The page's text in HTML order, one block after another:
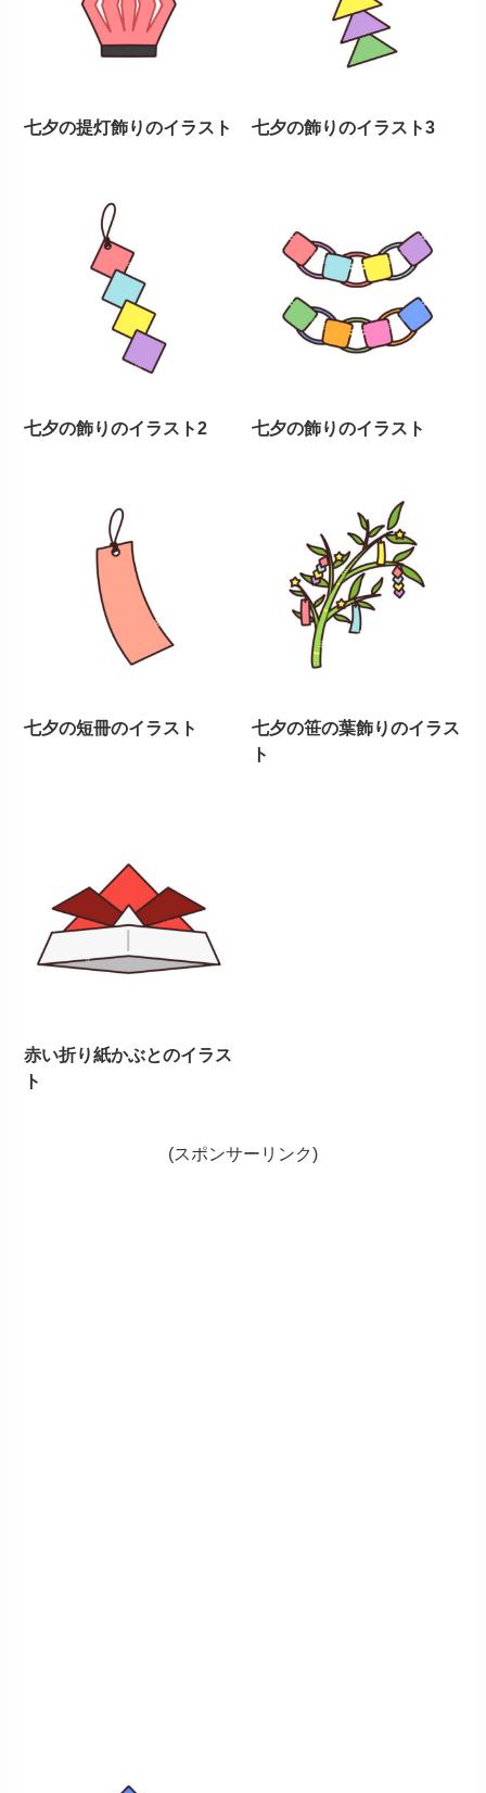
七夕の提灯飾りのイラスト 七夕の飾りのイラスト3
七夕の飾りのイラスト2 七夕の飾りのイラスト
七夕の短冊のイラスト
七夕の笹の葉飾りのイラス
ト
赤い折り紙かぶとのイラス
ト
(スポンサーリンク)